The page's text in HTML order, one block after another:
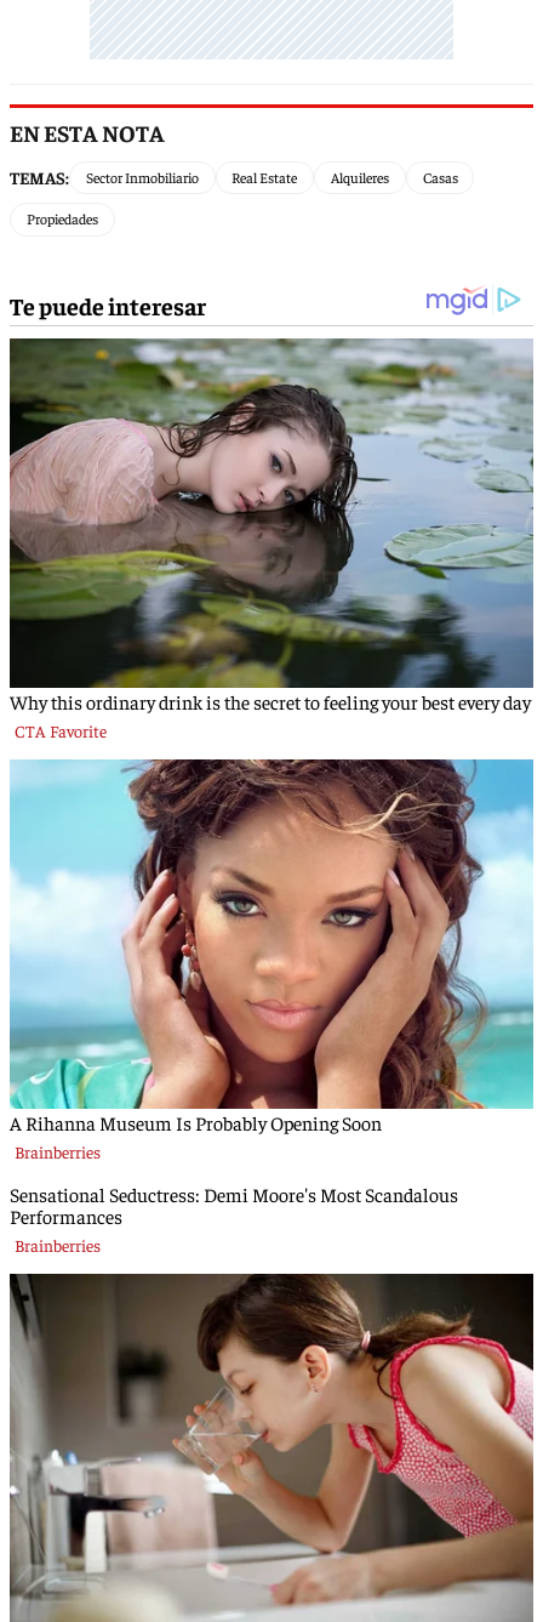
EN ESTA NOTA
TEMAS: Sector Inmobiliario Real Estate Alquileres Casas
Propiedades